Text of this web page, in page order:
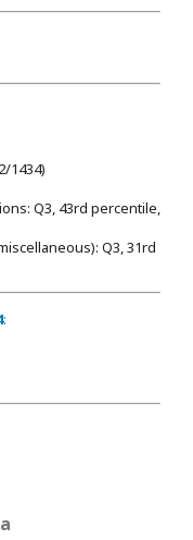
1434)
Q3, 43rd percentile,
Q3, 31rd
: